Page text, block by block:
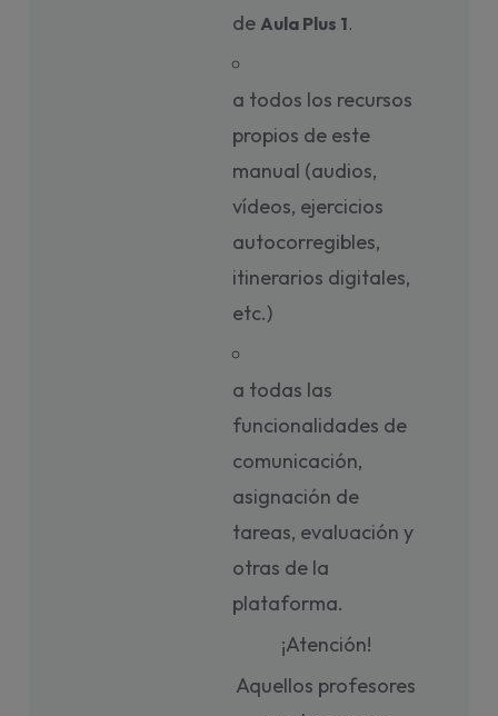
deAula Plus 1.
a todos los recursos
propios de este
manual (audios,
vídeos, ejercicios
autocorregibles,
itinerarios digitales,
etc.)
a todas las
funcionalidades de
comunicación,
asignación de
tareas, evaluación y
otras de la
plataforma.
¡Atención!
Aquellos profesores